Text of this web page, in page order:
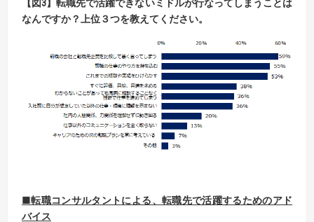
【 図3】転職先で活躍できないミドルが行なって しまうことは
なんですか？
上位３つを教えてください。
■転職コンサルタントによる、転職先で活躍するためのアド
バイス